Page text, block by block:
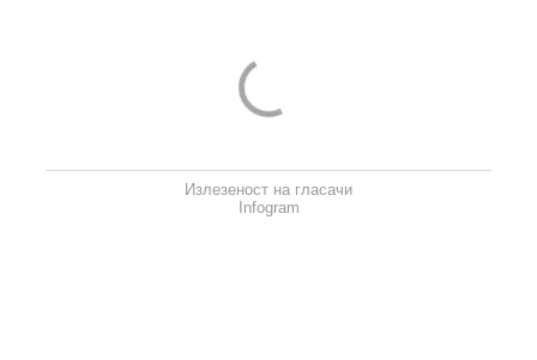
Излезеност на гласачи
Infogram